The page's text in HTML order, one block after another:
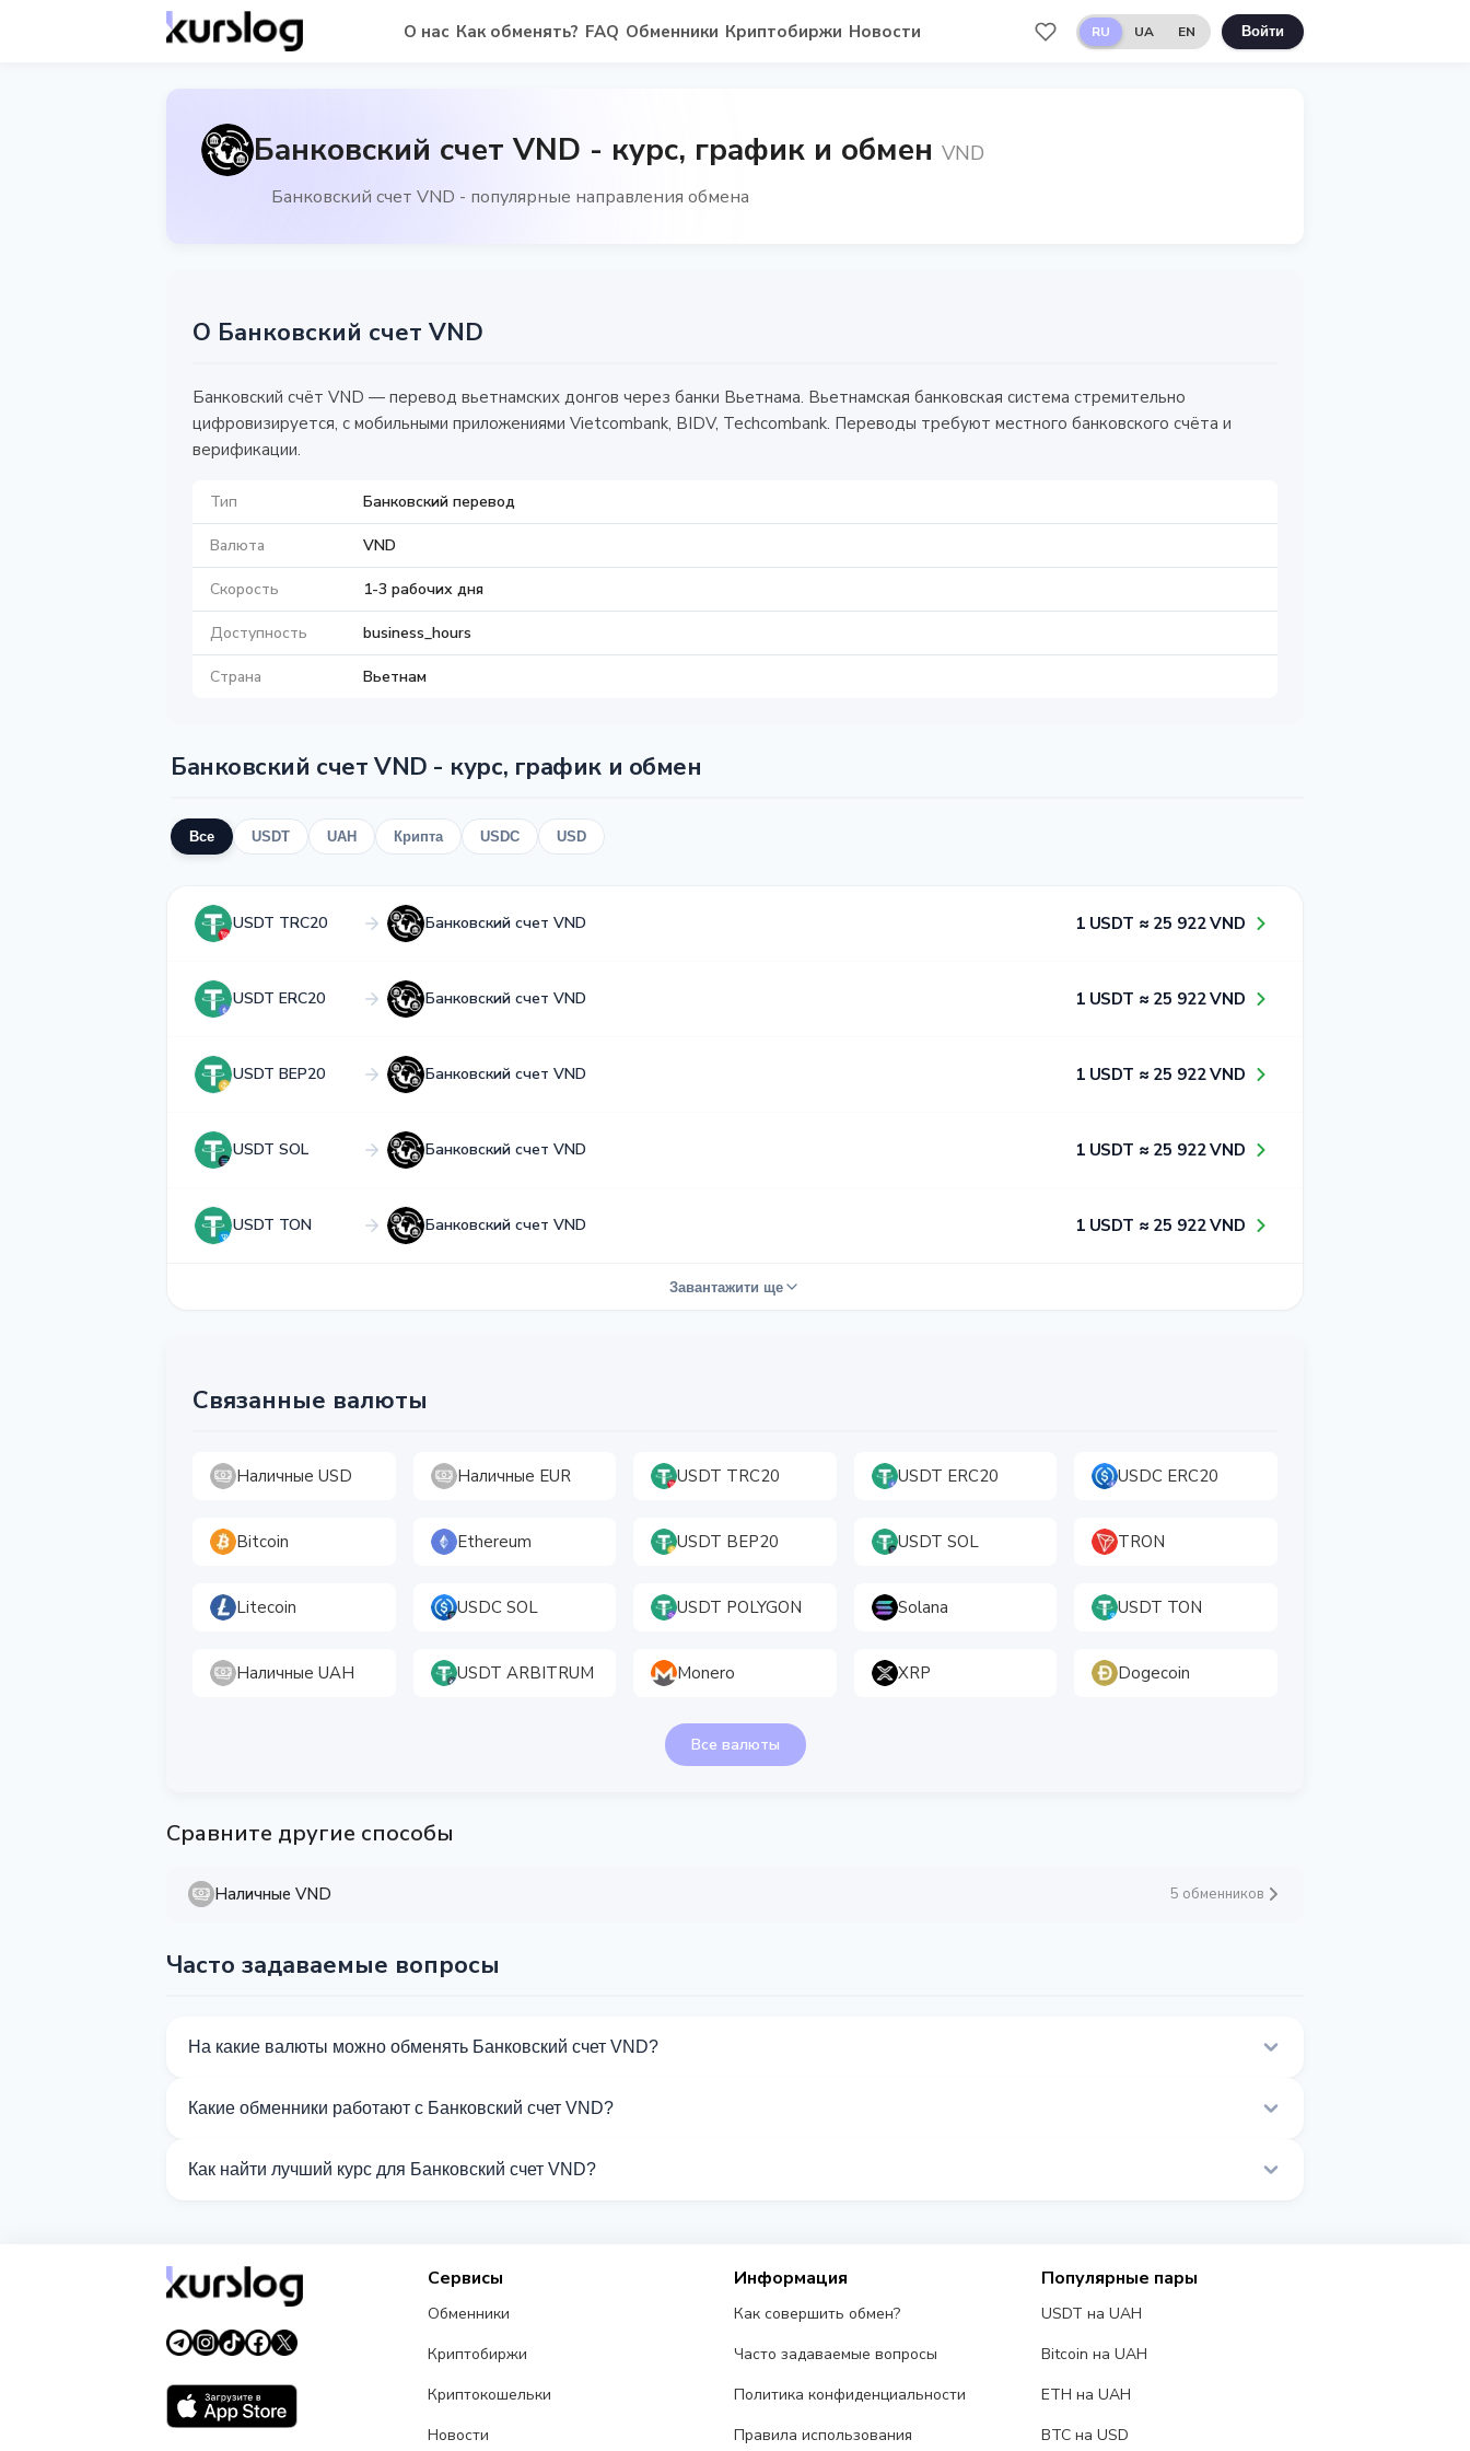
О нас Как обменять? FAQ Обменники Криптобиржи Новости RU UA EN Войти
Банковский счет VND - курс, график и обмен VND
Банковский счет VND - популярные направления обмена
О Банковский счет VND
Банковский счёт VND — перевод вьетнамских донгов через банки Вьетнама. Вьетнамская банковская система стремительно
цифровизируется, с мобильными приложениями Vietcombank, BIDV, Techcombank. Переводы требуют местного банковского счёта и
верификации.
Тип Банковский перевод
Валюта VND
Скорость 1-3 рабочих дня
Доступность business_hours
Страна Вьетнам
Банковский счет VND - курс, график и обмен
Все USDT UAH Крипта USDC USD
USDT TRC20 Банковский счет VND 1​ USDT ≈ 2​5​ 9​2​2​ VND
USDT ERC20 Банковский счет VND 1​ USDT ≈ 2​5​ 9​2​2​ VND
USDT BEP20 Банковский счет VND 1​ USDT ≈ 2​5​ 9​2​2​ VND
USDT SOL Банковский счет VND 1​ USDT ≈ 2​5​ 9​2​2​ VND
USDT TON Банковский счет VND 1​ USDT ≈ 2​5​ 9​2​2​ VND
Завантажити ще
Связанные валюты
Наличные USD Наличные EUR USDT TRC20 USDT ERC20 USDC ERC20
Bitcoin Ethereum USDT BEP20 USDT SOL TRON
Litecoin USDC SOL USDT POLYGON Solana USDT TON
Наличные UAH USDT ARBITRUM Monero XRP Dogecoin
Все валюты
Сравните другие способы
Наличные VND 5 обменников
Часто задаваемые вопросы
На какие валюты можно обменять Банковский счет VND?
Какие обменники работают с Банковский счет VND?
Как найти лучший курс для Банковский счет VND?
Сервисы
Обменники
Криптобиржи
Криптокошельки
Новости
Информация
Как совершить обмен?
Часто задаваемые вопросы
Политика конфиденциальности
Правила использования
Популярные пары
USDT на UAH
Bitcoin на UAH
ETH на UAH
BTC на USD